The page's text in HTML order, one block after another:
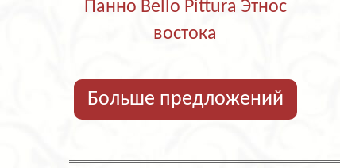
Панно Bello Pittura Этнос
востока
Больше предложений